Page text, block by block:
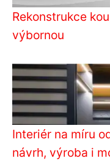
Rekonstrukce
výbornou
Interiér na míru
návrh, výroba i